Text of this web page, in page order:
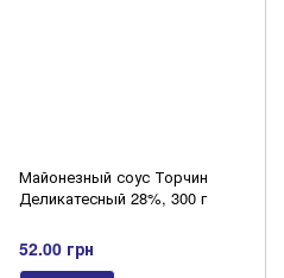
Майонезный соус Торчин
Деликатесный 28%, 300 г
52.00 грн